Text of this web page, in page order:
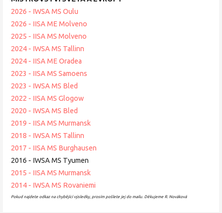
2026 - IWSA MS Oulu
2026 - IISA ME Molveno
2025 - IISA MS Molveno
2024 - IWSA MS Tallinn
2024 - IISA ME Oradea
2023 - IISA MS Samoens
2023 - IWSA MS Bled
2022 - IISA MS Glogow
2020 - IWSA MS Bled
2019 - IISA MS Murmansk
2018 - IWSA MS Tallinn
2017 - IISA MS Burghausen
2016 - IWSA MS Tyumen
2015 - IISA MS Murmansk
2014 - IWSA MS Rovaniemi
Pokud najdete odkaz na chybějící výsledky, prosím pošlete jej do mailu. Děkujeme R. Nováková